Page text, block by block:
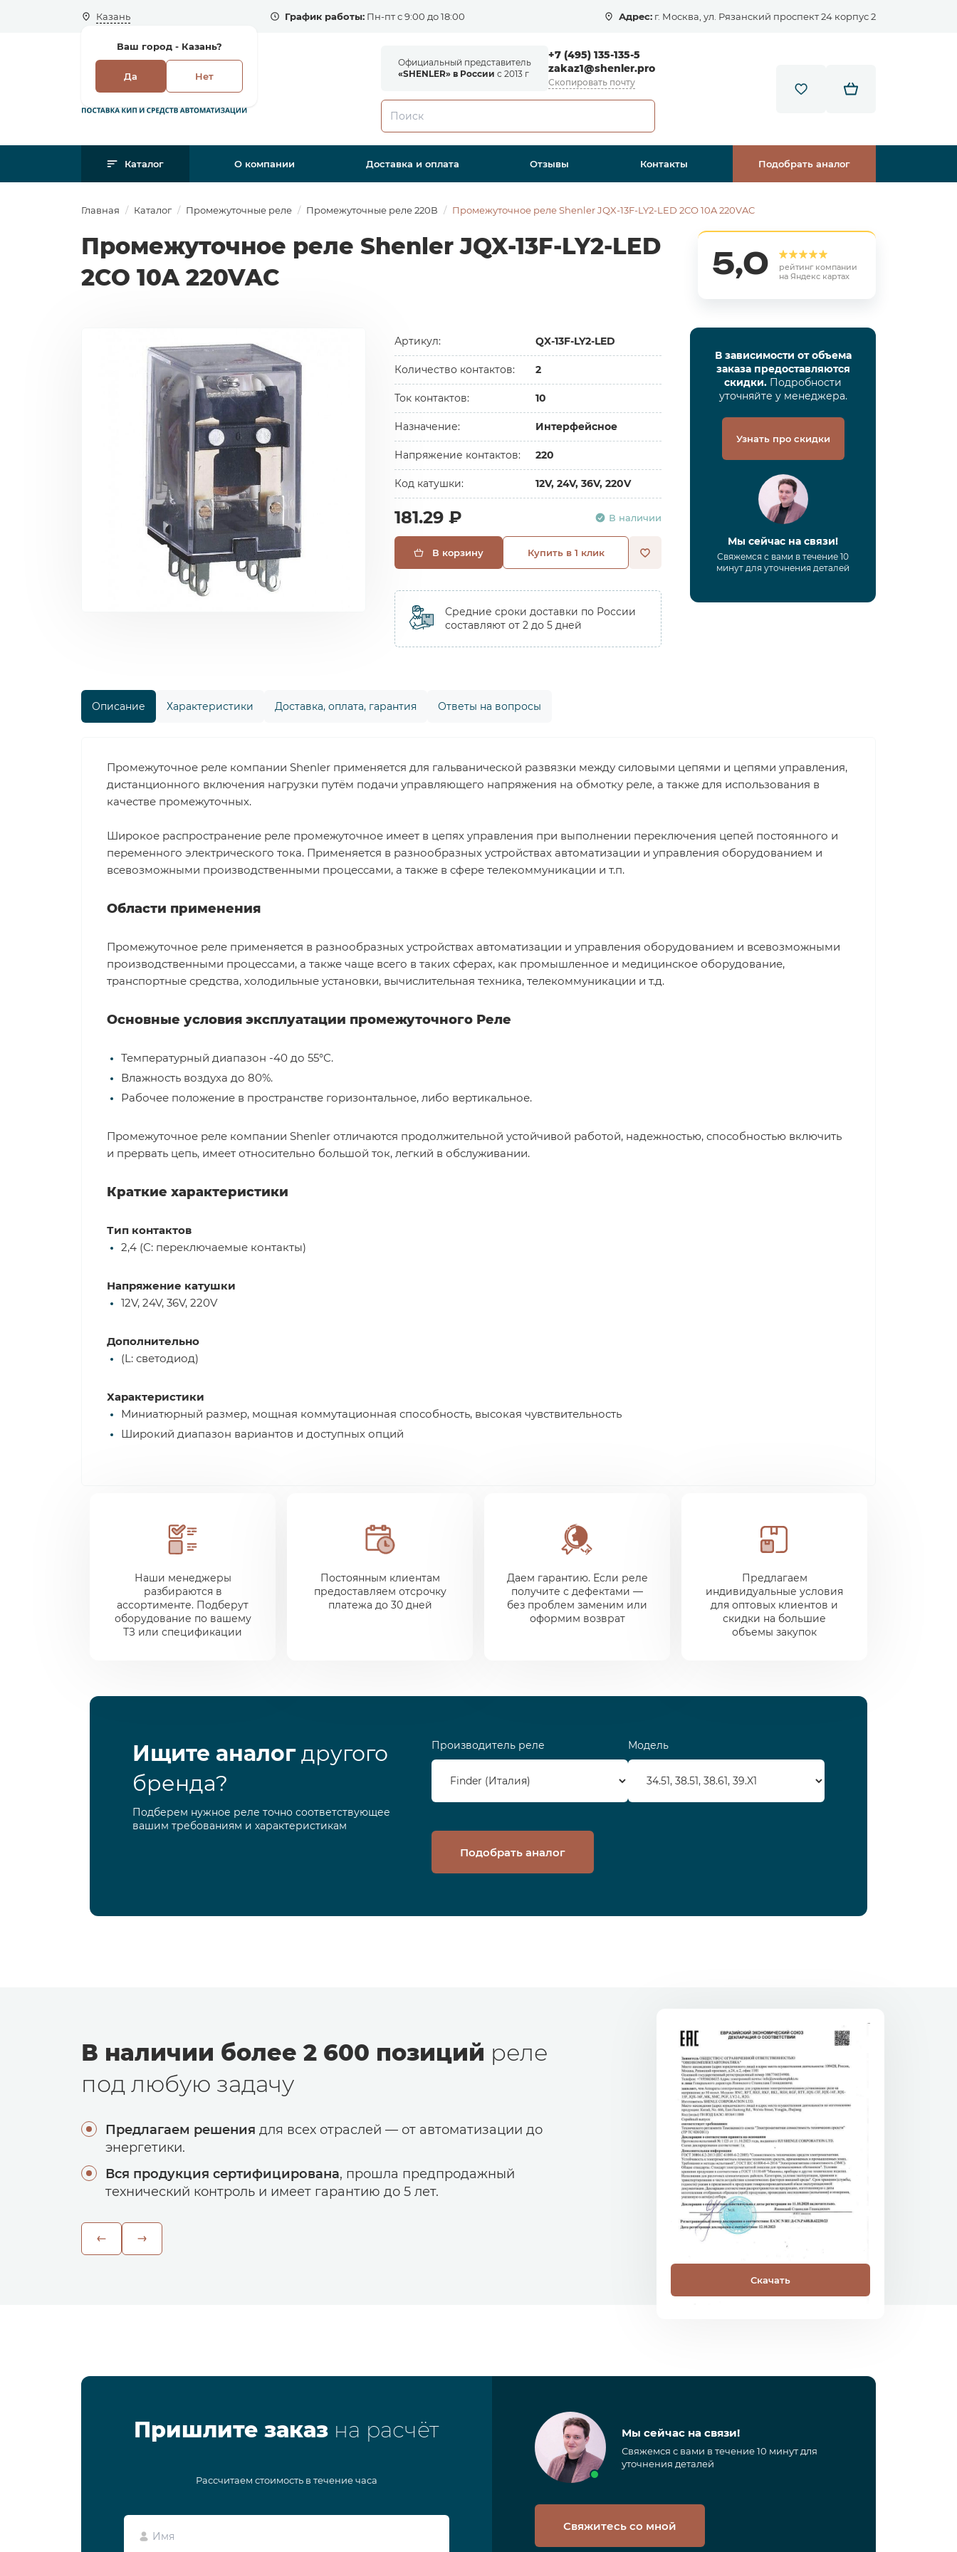
Казань
Ваш город - Казань?
Да Нет
График работы:Пн-пт с 9:00 до 18:00 Адрес: г. Москва, ул. Рязанский проспект 24 корпус 2
Официальный представитель
«SHENLER» в России с 2013 г
+7 (495) 135-135-5
zakaz1@shenler.pro
Скопировать почту
Каталог О компании Доставка и оплата Отзывы Контакты Подобрать аналог
Главная Каталог Промежуточные реле Промежуточные реле 220В Промежуточное реле Shenler JQX-13F-LY2-LED 2СО 10A 220VAC
Промежуточное реле Shenler JQX-13F-LY2-LED
2СО 10A 220VAC
5,0
рейтинг компании
на Яндекс картах
Артикул: QX-13F-LY2-LED
Количество контактов: 2
Ток контактов: 10
Назначение: Интерфейсное
Напряжение контактов: 220
Код катушки: 12V, 24V, 36V, 220V
181.29 ₽ В наличии
В корзину Купить в 1 клик
Средние сроки доставки по России
составляют от 2 до 5 дней
В зависимости от объема
заказа предоставляются
скидки. Подробности
уточняйте у менеджера.
Узнать про скидки
Мы сейчас на связи!
Свяжемся с вами в течение 10
минут для уточнения деталей
Описание Характеристики Доставка, оплата, гарантия Ответы на вопросы
Промежуточное реле компании Shenler применяется для гальванической развязки между силовыми цепями и цепями управления,
дистанционного включения нагрузки путём подачи управляющего напряжения на обмотку реле, а также для использования в
качестве промежуточных.
Широкое распространение реле промежуточное имеет в цепях управления при выполнении переключения цепей постоянного и
переменного электрического тока. Применяется в разнообразных устройствах автоматизации и управления оборудованием и
всевозможными производственными процессами, а также в сфере телекоммуникации и т.п.
Области применения
Промежуточное реле применяется в разнообразных устройствах автоматизации и управления оборудованием и всевозможными
производственными процессами, а также чаще всего в таких сферах, как промышленное и медицинское оборудование,
транспортные средства, холодильные установки, вычислительная техника, телекоммуникации и т.д.
Основные условия эксплуатации промежуточного Реле
Температурный диапазон -40 до 55°С.
Влажность воздуха до 80%.
Рабочее положение в пространстве горизонтальное, либо вертикальное.
Промежуточное реле компании Shenler отличаются продолжительной устойчивой работой, надежностью, способностью включить
и прервать цепь, имеет относительно большой ток, легкий в обслуживании.
Краткие характеристики
Тип контактов
2,4 (С: переключаемые контакты)
Напряжение катушки
12V, 24V, 36V, 220V
Дополнительно
(L: светодиод)
Характеристики
Миниатюрный размер, мощная коммутационная способность, высокая чувствительность
Широкий диапазон вариантов и доступных опций
Наши менеджеры
разбираются в
ассортименте. Подберут
оборудование по вашему
ТЗ или спецификации
Постоянным клиентам
предоставляем отсрочку
платежа до 30 дней
Даем гарантию. Если реле
получите с дефектами —
без проблем заменим или
оформим возврат
Предлагаем
индивидуальные условия
для оптовых клиентов и
скидки на большие
объемы закупок
Ищите аналогдругого
бренда?
Подберем нужное реле точно соответствующее
вашим требованиям и характеристикам
Производитель реле Модель
Подобрать аналог
В наличии более 2 600 позиций реле
под любую задачу
Предлагаем решения для всех отраслей — от автоматизации до
энергетики.
Вся продукция сертифицирована, прошла предпродажный
технический контроль и имеет гарантию до 5 лет.
Скачать
Пришлите заказ на расчёт
Рассчитаем стоимость в течение часа
Мы сейчас на связи!
Свяжемся с вами в течение 10 минут для
уточнения деталей
Свяжитесь со мной